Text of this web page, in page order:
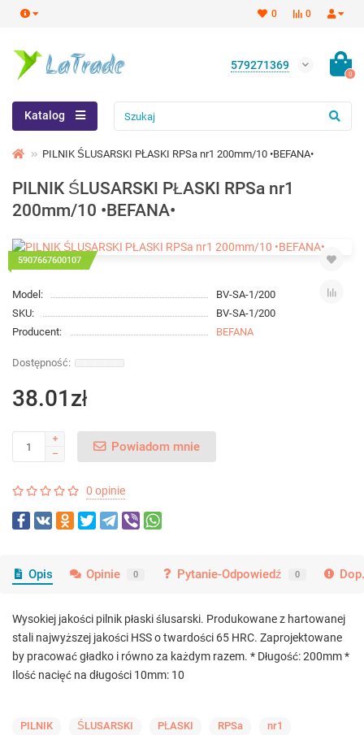
0
0
579271369
0
Katalog
PILNIK ŚLUSARSKI PŁASKI RPSa nr1 200mm/10 •BEFANA•
PILNIK ŚLUSARSKI PŁASKI RPSa nr1
200mm/10 •BEFANA•
5907667600107
Model:
BV-SA-1/200
SKU:
BV-SA-1/200
Producent:
BEFANA
38.01zł
Powiadom mnie
0 opinie
Opis Opinie 0 Pytanie-Odpowiedź 0
Wysokiej jakości pilnik płaski ślusarski. Produkowane z hartowanej
stali najwyższej jakości HSS o twardości 65 HRC. Zaprojektowane
by pracować gładko i równo za każdym razem. * Długość: 200mm *
Ilość nacięć na długości 10mm: 10
PILNIK ŚLUSARSKI PŁASKI RPSa nr1